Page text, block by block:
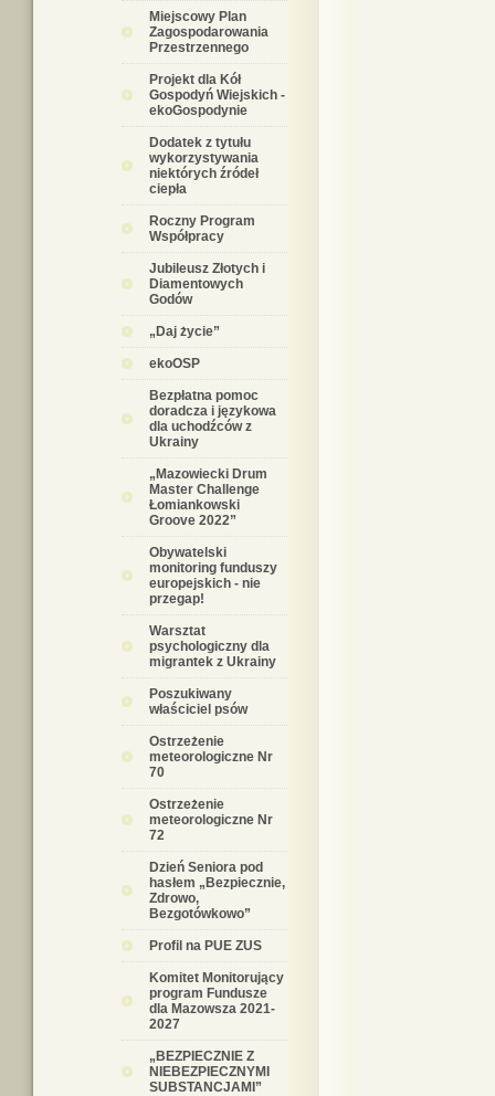
Miejscowy Plan
Zagospodarowania
Przestrzennego
Projekt dla Kół
Gospodyń Wiejskich -
ekoGospodynie
Dodatek z tytułu
wykorzystywania
niektórych źródeł
ciepła
Roczny Program
Współpracy
Jubileusz Złotych i
Diamentowych
Godów
„Daj życie”
ekoOSP
Bezpłatna pomoc
doradcza i językowa
dla uchodźców z
Ukrainy
„Mazowiecki Drum
Master Challenge
Łomiankowski
Groove 2022”
Obywatelski
monitoring funduszy
europejskich - nie
przegap!
Warsztat
psychologiczny dla
migrantek z Ukrainy
Poszukiwany
właściciel psów
Ostrzeżenie
meteorologiczne Nr
70
Ostrzeżenie
meteorologiczne Nr
72
Dzień Seniora pod
hasłem „Bezpiecznie,
Zdrowo,
Bezgotówkowo”
Profil na PUE ZUS
Komitet Monitorujący
program Fundusze
dla Mazowsza 2021-
2027
„BEZPIECZNIE Z
NIEBEZPIECZNYMI
SUBSTANCJAMI”